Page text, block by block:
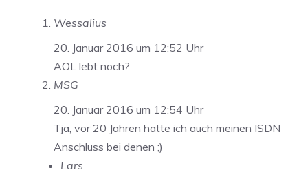
Wessalius
20. Januar 2016 um 12:52 Uhr
AOL lebt noch?
MSG
20. Januar 2016 um 12:54 Uhr
Tja, vor 20 Jahren hatte ich auch meinen ISDN
Anschluss bei denen ;)
Lars